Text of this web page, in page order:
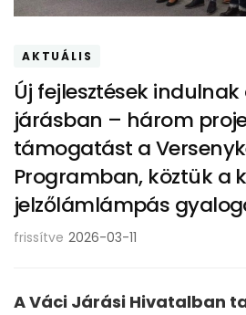
AKTUÁLIS
Új fejlesztések indulnak
járásban – három
támogatást a
Programban, köztük a
jelzőlámlámpás
frissítve 2026-03-11
A Váci Járási Hivatalban